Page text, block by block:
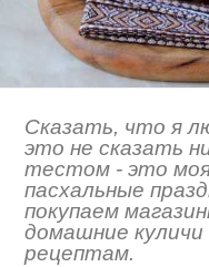
Сказать, что я
это не сказать
тестом - это
пасхальные
покупаем
домашние куличи
рецептам.